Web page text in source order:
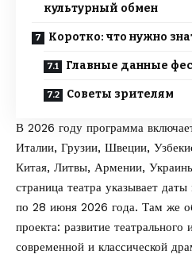
культурный обмен
Коротко: что нужно
Главные данные
Советы зрителям
В 2026 году программа
Италии, Грузии, Швеции,
Китая, Литвы, Армении,
страница театра указывает
по 28 июня 2026 года. Там же
проекта: развитие театрального
современной и классической